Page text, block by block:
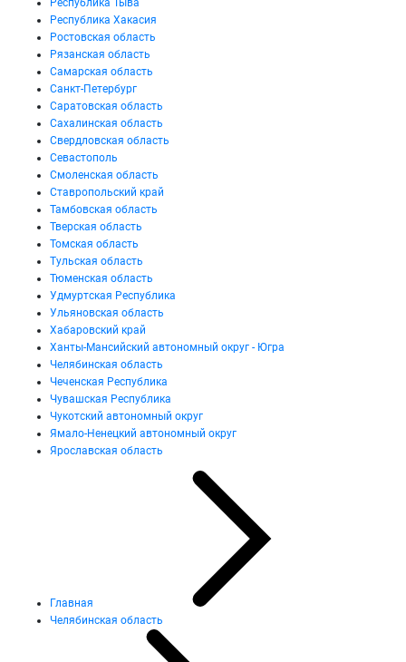
Республика Тыва
Республика Хакасия
Ростовская область
Рязанская область
Самарская область
Санкт-Петербург
Саратовская область
Сахалинская область
Свердловская область
Севастополь
Смоленская область
Ставропольский край
Тамбовская область
Тверская область
Томская область
Тульская область
Тюменская область
Удмуртская Республика
Ульяновская область
Хабаровский край
Ханты-Мансийский автономный округ - Югра
Челябинская область
Чеченская Республика
Чувашская Республика
Чукотский автономный округ
Ямало-Ненецкий автономный округ
Ярославская область
Главная
Челябинская область